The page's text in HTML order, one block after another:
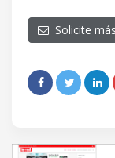
Solicite